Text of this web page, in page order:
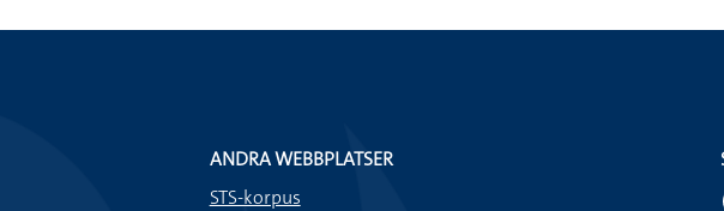
ANDRA WEBBPLATSER
STS-korpus